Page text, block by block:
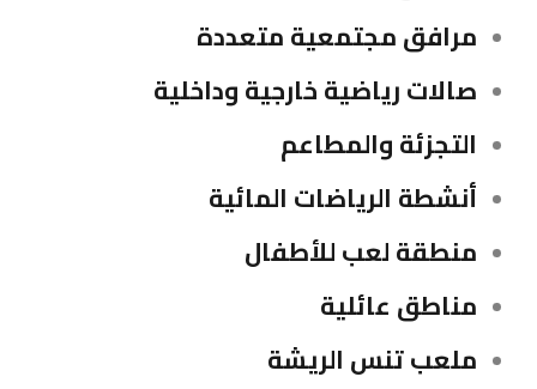
مرافق مجتمعية متعددة
صالات رياضية خارجية وداخلية
التجزئة والمطاعم
أنشطة الرياضات المائية
منطقة لعب للأطفال
مناطق عائلية
ملعب تنس الريشة